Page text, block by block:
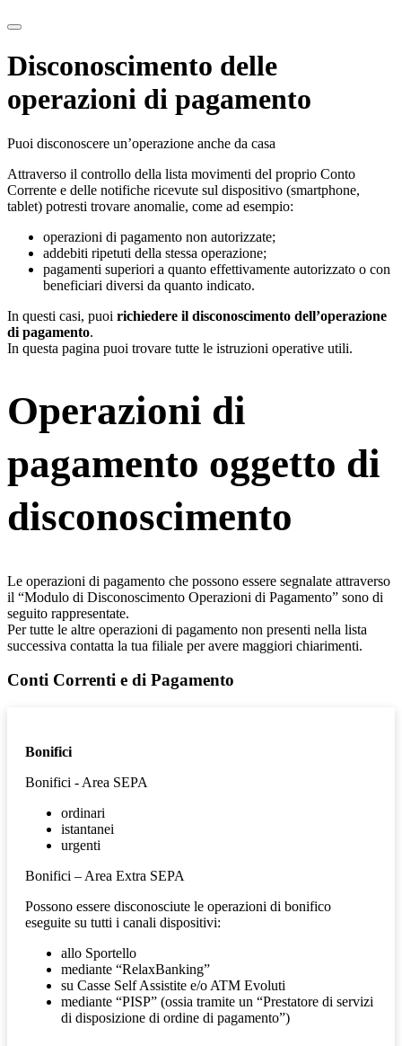
Disconoscimento delle
operazioni di pagamento
Puoi disconoscere un’operazione anche da casa
Attraverso il controllo della lista movimenti del proprio Conto
Corrente e delle notifiche ricevute sul dispositivo (smartphone,
tablet) potresti trovare anomalie, come ad esempio:
operazioni di pagamento non autorizzate;
addebiti ripetuti della stessa operazione;
pagamenti superiori a quanto effettivamente autorizzato o con
beneficiari diversi da quanto indicato.
In questi casi, puoi richiedere il disconoscimento dell’operazione
di pagamento.
In questa pagina puoi trovare tutte le istruzioni operative utili.
Operazioni di
pagamento oggetto di
disconoscimento
Le operazioni di pagamento che possono essere segnalate attraverso
il “Modulo di Disconoscimento Operazioni di Pagamento” sono di
seguito rappresentate.
Per tutte le altre operazioni di pagamento non presenti nella lista
successiva contatta la tua filiale per avere maggiori chiarimenti.
Conti Correnti e di Pagamento
Bonifici
Bonifici - Area SEPA
ordinari
istantanei
urgenti
Bonifici – Area Extra SEPA
Possono essere disconosciute le operazioni di bonifico
eseguite su tutti i canali dispositivi:
allo Sportello
mediante “RelaxBanking”
su Casse Self Assistite e/o ATM Evoluti
mediante “PISP” (ossia tramite un “Prestatore di servizi
di disposizione di ordine di pagamento”)